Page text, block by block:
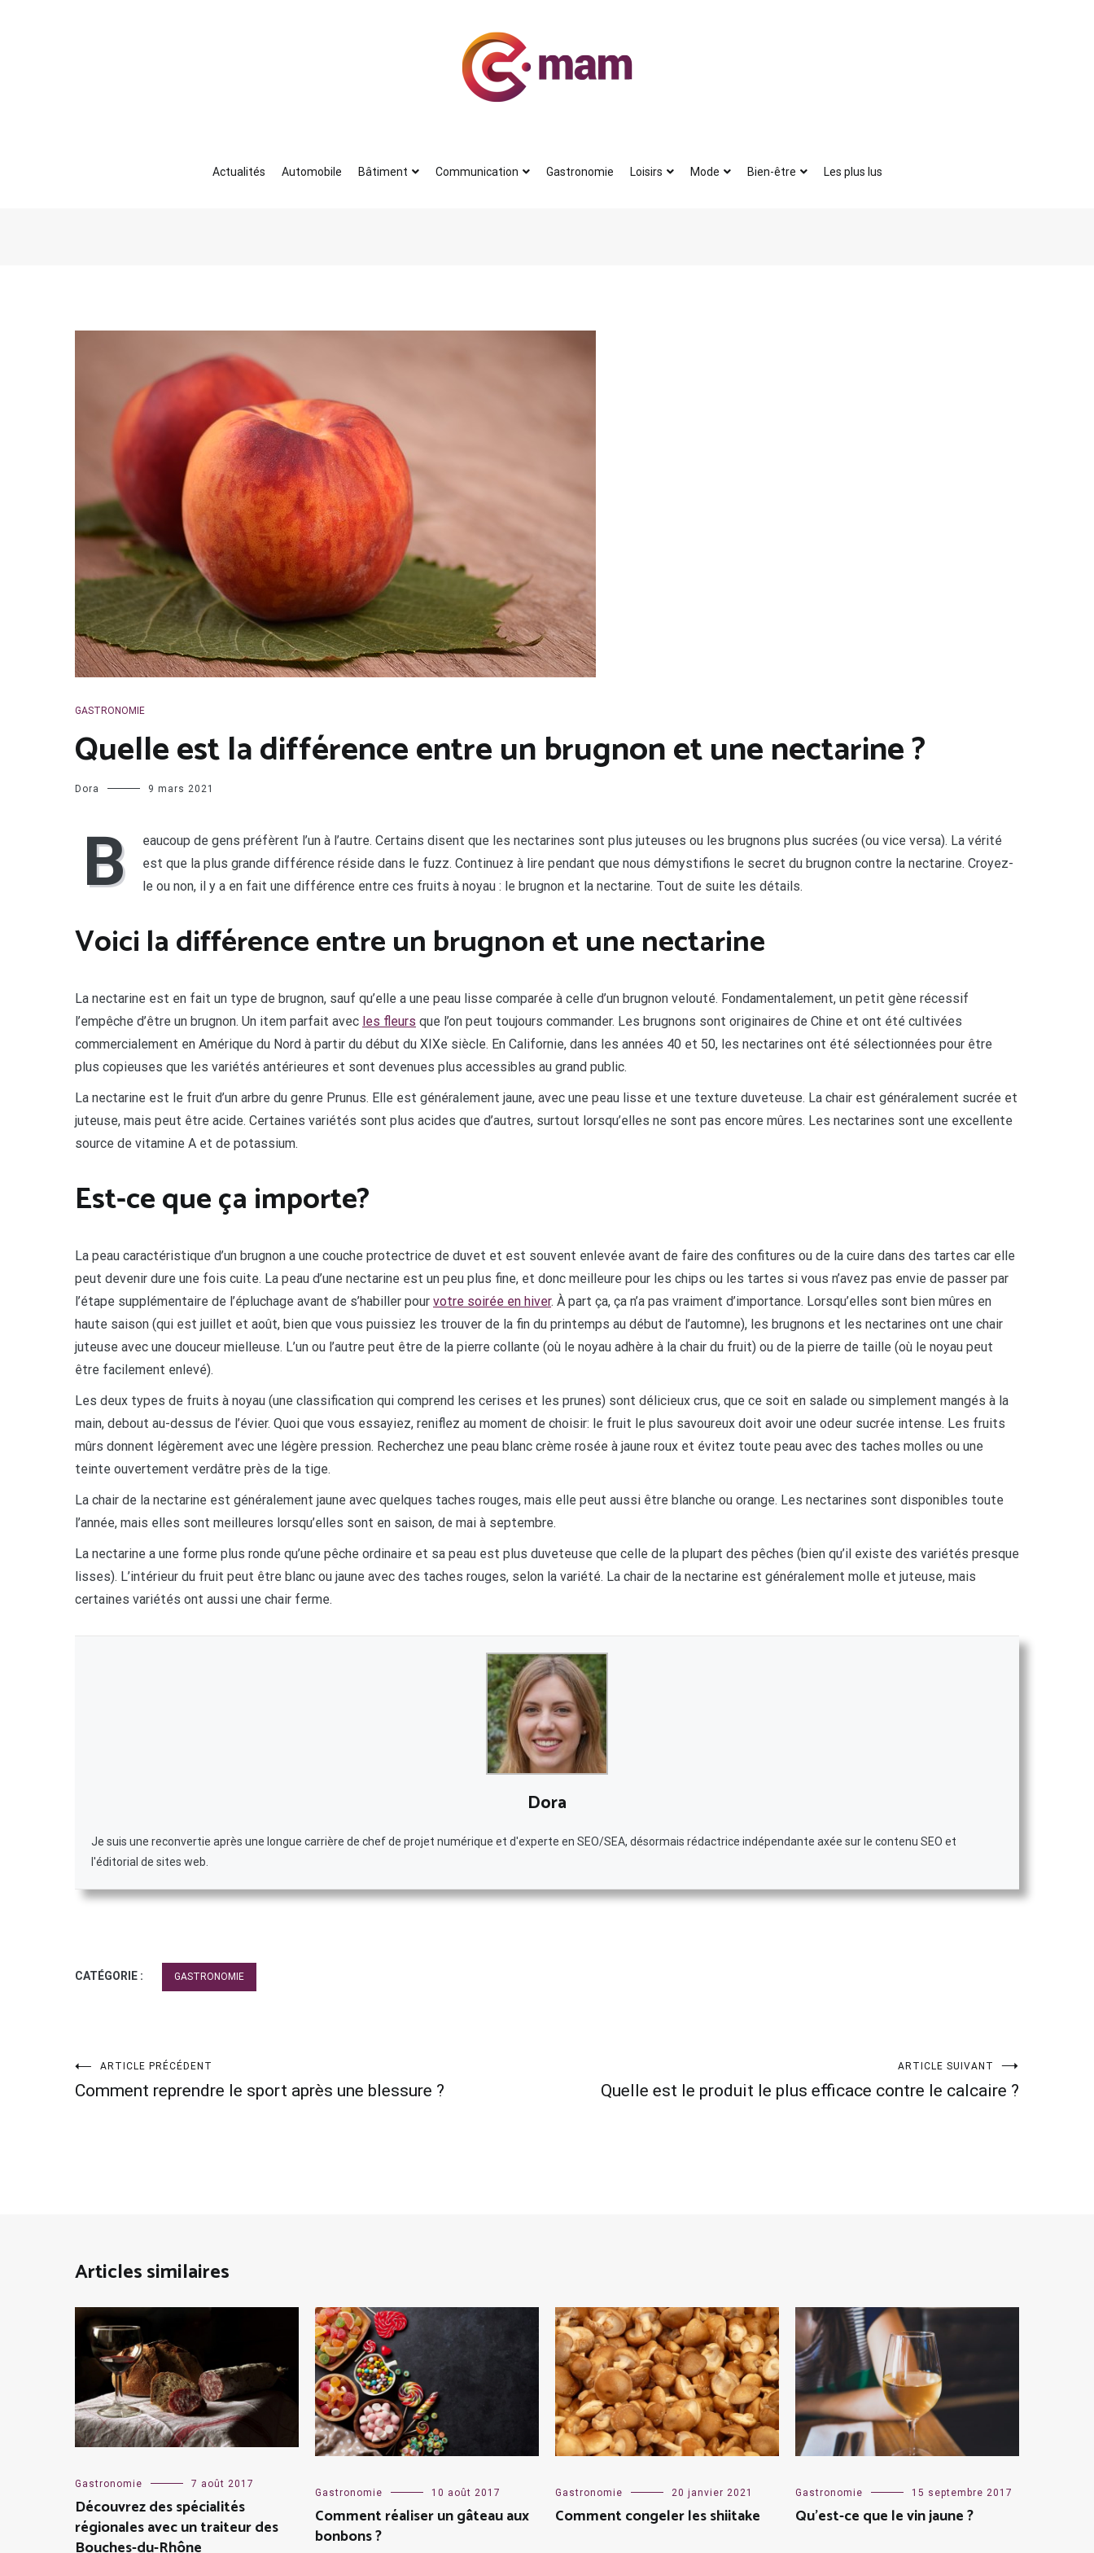
Actualités
Automobile Bâtiment Communication Gastronomie Loisirs Mode Bien-être Les plus lus
GASTRONOMIE
Quelle est la différence entre un brugnon et une nectarine ?
Dora 9 mars 2021
B
eaucoup de gens préfèrent l’un à l’autre. Certains disent que les nectarines sont plus juteuses ou les brugnons plus sucrées (ou vice versa). La vérité
est que la plus grande différence réside dans le fuzz. Continuez à lire pendant que nous démystifions le secret du brugnon contre la nectarine. Croyez-
le ou non, il y a en fait une différence entre ces fruits à noyau : le brugnon et la nectarine. Tout de suite les détails.
Voici la différence entre un brugnon et une nectarine
La nectarine est en fait un type de brugnon, sauf qu’elle a une peau lisse comparée à celle d’un brugnon velouté. Fondamentalement, un petit gène récessif
l’empêche d’être un brugnon. Un item parfait avec les fleurs que l’on peut toujours commander. Les brugnons sont originaires de Chine et ont été cultivées
commercialement en Amérique du Nord à partir du début du XIXe siècle. En Californie, dans les années 40 et 50, les nectarines ont été sélectionnées pour être
plus copieuses que les variétés antérieures et sont devenues plus accessibles au grand public.
La nectarine est le fruit d’un arbre du genre Prunus. Elle est généralement jaune, avec une peau lisse et une texture duveteuse. La chair est généralement sucrée et
juteuse, mais peut être acide. Certaines variétés sont plus acides que d’autres, surtout lorsqu’elles ne sont pas encore mûres. Les nectarines sont une excellente
source de vitamine A et de potassium.
Est-ce que ça importe?
La peau caractéristique d’un brugnon a une couche protectrice de duvet et est souvent enlevée avant de faire des confitures ou de la cuire dans des tartes car elle
peut devenir dure une fois cuite. La peau d’une nectarine est un peu plus fine, et donc meilleure pour les chips ou les tartes si vous n’avez pas envie de passer par
l’étape supplémentaire de l’épluchage avant de s’habiller pour votre soirée en hiver. À part ça, ça n’a pas vraiment d’importance. Lorsqu’elles sont bien mûres en
haute saison (qui est juillet et août, bien que vous puissiez les trouver de la fin du printemps au début de l’automne), les brugnons et les nectarines ont une chair
juteuse avec une douceur mielleuse. L’un ou l’autre peut être de la pierre collante (où le noyau adhère à la chair du fruit) ou de la pierre de taille (où le noyau peut
être facilement enlevé).
Les deux types de fruits à noyau (une classification qui comprend les cerises et les prunes) sont délicieux crus, que ce soit en salade ou simplement mangés à la
main, debout au-dessus de l’évier. Quoi que vous essayiez, reniflez au moment de choisir: le fruit le plus savoureux doit avoir une odeur sucrée intense. Les fruits
mûrs donnent légèrement avec une légère pression. Recherchez une peau blanc crème rosée à jaune roux et évitez toute peau avec des taches molles ou une
teinte ouvertement verdâtre près de la tige.
La chair de la nectarine est généralement jaune avec quelques taches rouges, mais elle peut aussi être blanche ou orange. Les nectarines sont disponibles toute
l’année, mais elles sont meilleures lorsqu’elles sont en saison, de mai à septembre.
La nectarine a une forme plus ronde qu’une pêche ordinaire et sa peau est plus duveteuse que celle de la plupart des pêches (bien qu’il existe des variétés presque
lisses). L’intérieur du fruit peut être blanc ou jaune avec des taches rouges, selon la variété. La chair de la nectarine est généralement molle et juteuse, mais
certaines variétés ont aussi une chair ferme.
Dora
Je suis une reconvertie après une longue carrière de chef de projet numérique et d'experte en SEO/SEA, désormais rédactrice indépendante axée sur le contenu SEO et
l'éditorial de sites web.
CATÉGORIE : GASTRONOMIE
Navigation
ARTICLE PRÉCÉDENT
Comment reprendre le sport après une blessure ?
ARTICLE SUIVANT
Quelle est le produit le plus efficace contre le calcaire ?
Articles similaires
Gastronomie 7 août 2017
Découvrez des spécialités
régionales avec un traiteur des
Gastronomie 10 août 2017
Comment réaliser un gâteau aux
bonbons ?
Gastronomie 20 janvier 2021
Comment congeler les shiitake
Gastronomie 15 septembre 2017
Qu’est-ce que le vin jaune ?